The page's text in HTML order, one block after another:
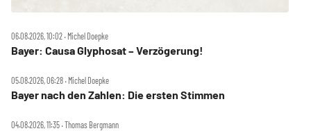
06.08.2026, 10:02 ‧ Michel Doepke
Bayer: Causa Glyphosat – Verzögerung!
05.08.2026, 06:28 ‧ Michel Doepke
Bayer nach den Zahlen: Die ersten Stimmen
04.08.2026, 11:35 ‧ Thomas Bergmann